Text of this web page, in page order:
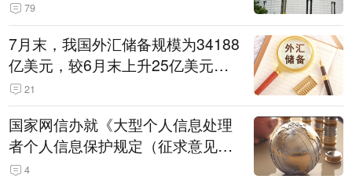
79
7月末，我国外汇储备规模为34188
亿美元，较6月末上升25亿美元，
升幅为0.07%
21
国家网信办就《大型个人信息处理
者个人信息保护规定（征求意见
稿）》公开征求意见
4